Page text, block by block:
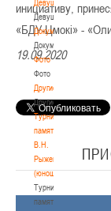
Девушки
Девушки
Документы
Документы
Фото
Фото
Другие
Другие
Турнир
памяти
В.Н.
Рыженкова
(юноши)
Турнир
памяти
инициативу,
«БДУ-Цмокi» -
19.09.2020